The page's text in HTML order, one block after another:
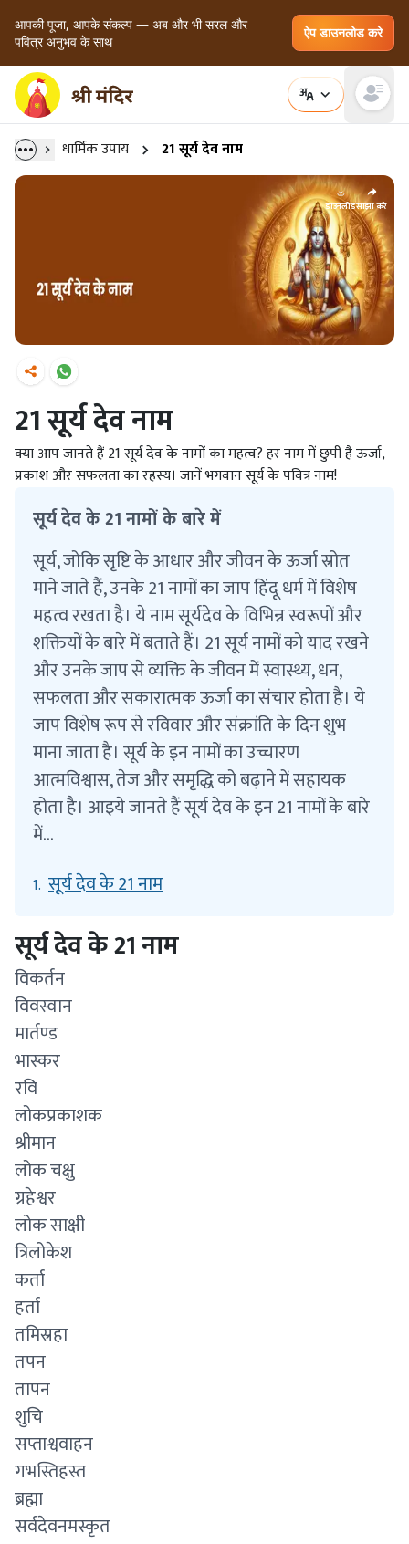
आपकी पूजा, आपके संकल्प — अब और भी सरल और
पवित्र अनुभव के साथ
ऐप डाउनलोड करे
Open
धार्मिक उपाय 21 सूर्य देव नाम
डाउनलोडसाझा करें
21 सूर्य देव नाम
क्या आप जानते हैं 21 सूर्य देव के नामों का महत्व? हर नाम में छुपी है ऊर्जा,
प्रकाश और सफलता का रहस्य। जानें भगवान सूर्य के पवित्र नाम!
सूर्य देव के 21 नामों के बारे में
सूर्य, जोकि सृष्टि के आधार और जीवन के ऊर्जा स्रोत
माने जाते हैं, उनके 21 नामों का जाप हिंदू धर्म में विशेष
महत्व रखता है। ये नाम सूर्यदेव के विभिन्न स्वरूपों और
शक्तियों के बारे में बताते हैं। 21 सूर्य नामों को याद रखने
और उनके जाप से व्यक्ति के जीवन में स्वास्थ्य, धन,
सफलता और सकारात्मक ऊर्जा का संचार होता है। ये
जाप विशेष रूप से रविवार और संक्रांति के दिन शुभ
माना जाता है। सूर्य के इन नामों का उच्चारण
आत्मविश्वास, तेज और समृद्धि को बढ़ाने में सहायक
होता है। आइये जानते हैं सूर्य देव के इन 21 नामों के बारे
में…
1. सूर्य देव के 21 नाम
सूर्य देव के 21 नाम
विकर्तन
विवस्वान
मार्तण्ड
भास्कर
रवि
लोकप्रकाशक
श्रीमान
लोक चक्षु
ग्रहेश्वर
लोक साक्षी
त्रिलोकेश
कर्ता
हर्ता
तमिस्रहा
तपन
तापन
शुचि
सप्ताश्ववाहन
गभस्तिहस्त
ब्रह्मा
सर्वदेवनमस्कृत